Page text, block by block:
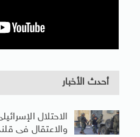
أحدث الأخبار
الاحتلال
والاعتقال فى